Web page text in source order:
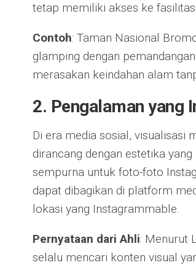
tetap memiliki akses ke
Contoh: Taman Nasional
glamping dengan
merasakan keindahan alam
2. Pengalaman yang
Di era media sosial, visualisasi
dirancang dengan estetika
sempurna untuk foto-foto
dapat dibagikan di platform
lokasi yang Instagrammable.
Pernyataan dari Ahli: Menurut
selalu mencari konten visual